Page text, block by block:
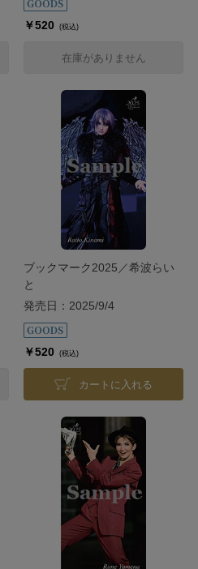
￥520 (税込)
在庫がありません
ブックマーク2025／希波らい
と
発売日：2025/9/4
￥520 (税込)
カートに入れる